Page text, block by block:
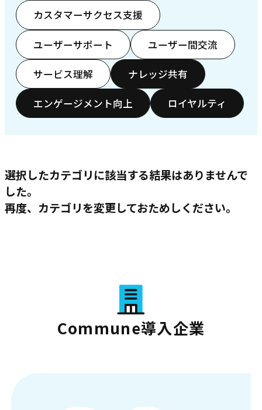
カスタマーサクセス支援
ユーザーサポート ユーザー間交流
サービス理解 ナレッジ共有
エンゲージメント向上 ロイヤルティ
選択したカテゴリに該当する結果はありませんで
した。
再度、カテゴリを変更しておためしください。
Commune導入企業